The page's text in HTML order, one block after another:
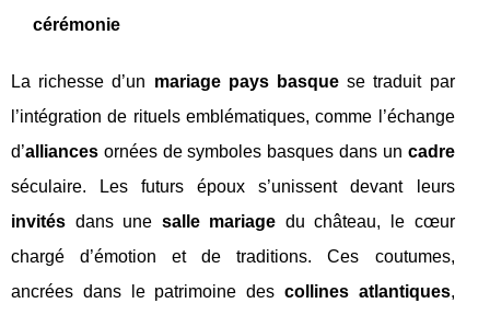
cérémonie
La richesse d’un mariage pays basque se traduit par
l’intégration de rituels emblématiques, comme l’échange
d’alliances ornées de symboles basques dans un cadre
séculaire. Les futurs époux s’unissent devant leurs
invités dans une salle mariage du château, le cœur
chargé d’émotion et de traditions. Ces coutumes,
ancrées dans le patrimoine des collines atlantiques,